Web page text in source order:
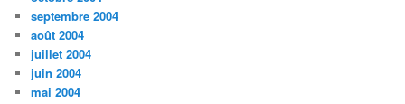
septembre 2004
août 2004
juillet 2004
juin 2004
mai 2004